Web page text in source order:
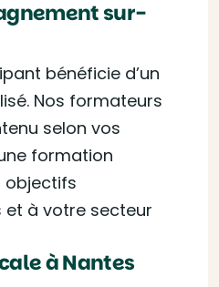
sur-
bénéficie d’un
Nos formateurs
selon vos
formation
objectifs
et à votre secteur
à Nantes